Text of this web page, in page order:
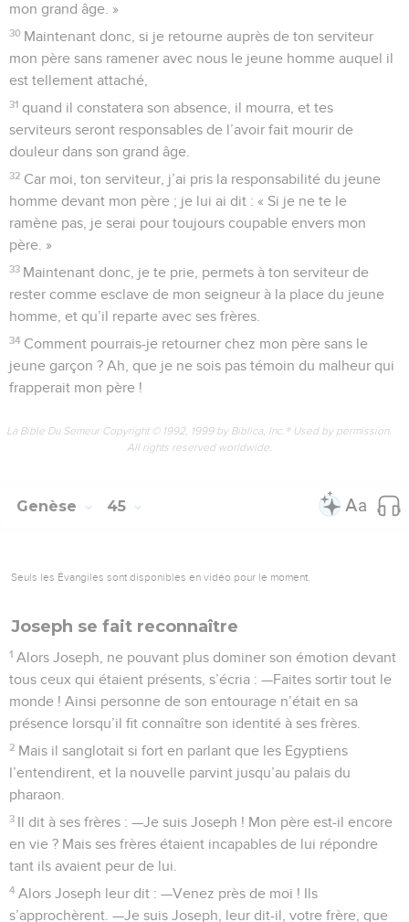
mon grand âge. »
30 Maintenant donc, si je retourne auprès de ton serviteur
mon père sans ramener avec nous le jeune homme auquel il
est tellement attaché,
31 quand il constatera son absence, il mourra, et tes
serviteurs seront responsables de l’avoir fait mourir de
douleur dans son grand âge.
32 Car moi, ton serviteur, j’ai pris la responsabilité du jeune
homme devant mon père ; je lui ai dit : « Si je ne te le
ramène pas, je serai pour toujours coupable envers mon
père. »
33 Maintenant donc, je te prie, permets à ton serviteur de
rester comme esclave de mon seigneur à la place du jeune
homme, et qu’il reparte avec ses frères.
34 Comment pourrais-je retourner chez mon père sans le
jeune garçon ? Ah, que je ne sois pas témoin du malheur qui
frapperait mon père !
La Bible Du Semeur Copyright © 1992, 1999 by Biblica, Inc.® Used by permission.
All rights reserved worldwide.
Genèse 45
Seuls les Évangiles sont disponibles en vidéo pour le moment.
Joseph se fait reconnaître
1 Alors Joseph, ne pouvant plus dominer son émotion devant
tous ceux qui étaient présents, s’écria : —Faites sortir tout le
monde ! Ainsi personne de son entourage n’était en sa
présence lorsqu’il fit connaître son identité à ses frères.
2 Mais il sanglotait si fort en parlant que les Egyptiens
l’entendirent, et la nouvelle parvint jusqu’au palais du
pharaon.
3 Il dit à ses frères : —Je suis Joseph ! Mon père est-il encore
en vie ? Mais ses frères étaient incapables de lui répondre
tant ils avaient peur de lui.
4 Alors Joseph leur dit : —Venez près de moi ! Ils
s’approchèrent. —Je suis Joseph, leur dit-il, votre frère, que